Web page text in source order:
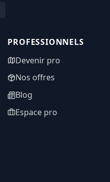
PROFESSIONNELS
Devenir pro
Nos offres
Blog
Espace pro